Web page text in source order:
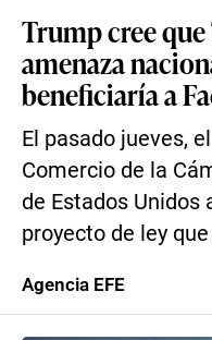
Trump cree
amenaza
beneficiaría a
El pasado jueves,
Comercio de la
de Estados Unidos
proyecto de ley que
Agencia EFE